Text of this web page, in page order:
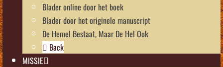
Blader online door het boek
Blader door het originele manuscript
De Hemel Bestaat, Maar De Hel Ook
Back
MISSIE